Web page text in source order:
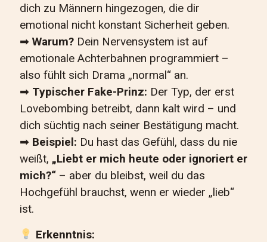
dich zu Männern hingezogen, die dir
emotional nicht konstant Sicherheit geben.
➡ Warum? Dein Nervensystem ist auf
emotionale Achterbahnen programmiert –
also fühlt sich Drama „normal“ an.
➡ Typischer Fake-Prinz: Der Typ, der erst
Lovebombing betreibt, dann kalt wird – und
dich süchtig nach seiner Bestätigung macht.
➡ Beispiel: Du hast das Gefühl, dass du nie
weißt, „Liebt er mich heute oder ignoriert er
mich?“ – aber du bleibst, weil du das
Hochgefühl brauchst, wenn er wieder „lieb“
ist.
Erkenntnis: